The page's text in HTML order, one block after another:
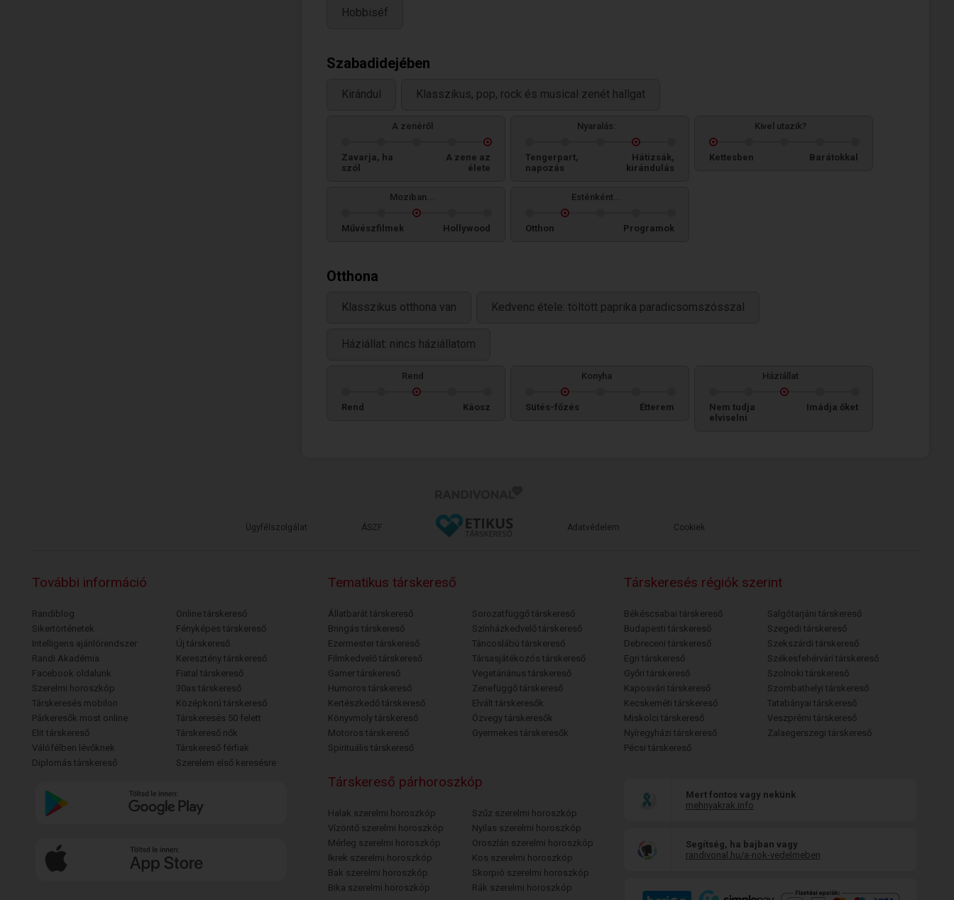
Hobbiséf
Szabadidejében
Kirándul Klasszikus, pop, rock és musical zenét hallgat
A zenéről
Zavarja, ha
szól
A zene az
élete
Nyaralás:
Tengerpart,
napozás
Hátizsák,
kirándulás
Kivel utazik?
Kettesben Barátokkal
Moziban...
Művészfilmek Hollywood
Esténként...
Otthon Programok
Otthona
Klasszikus otthona van Kedvenc étele: töltött paprika paradicsomszósszal
Háziállat: nincs háziállatom
Rend
Rend Káosz
Konyha
Sütés-főzés Étterem
Háziállat
Nem tudja
elviselni
Imádja őket
Ügyfélszolgálat ÁSZF Adatvédelem Cookiek
További információ
Randiblog
Sikertörténetek
Intelligens ajánlórendszer
Randi Akadémia
Facebook oldalunk
Szerelmi horoszkóp
Társkeresés mobilon
Párkeresők most online
Elit társkereső
Válófélben lévőknek
Diplomás társkereső
Online társkereső
Fényképes társkereső
Új társkereső
Keresztény társkereső
Fiatal társkereső
30as társkereső
Középkorú társkereső
Társkeresés 50 felett
Társkereső nők
Társkereső férfiak
Szerelem első keresésre
Tematikus társkereső
Állatbarát társkereső
Bringás társkereső
Ezermester társkereső
Filmkedvelő társkereső
Gamer társkereső
Humoros társkereső
Kertészkedő társkereső
Könyvmoly társkereső
Motoros társkereső
Spirituális társkereső
Sorozatfüggő társkereső
Színházkedvelő társkereső
Táncoslábú társkereső
Társasjátékozós társkereső
Vegetáriánus társkereső
Zenefüggő társkereső
Elvált társkeresők
Özvegy társkeresők
Gyermekes társkeresők
Társkeresés régiók szerint
Békéscsabai társkereső
Budapesti társkereső
Debreceni társkereső
Egri társkereső
Győri társkereső
Kaposvári társkereső
Kecskeméti társkereső
Miskolci társkereső
Nyíregyházi társkereső
Pécsi társkereső
Salgótarjáni társkereső
Szegedi társkereső
Szekszárdi társkereső
Székesfehérvári társkereső
Szolnoki társkereső
Szombathelyi társkereső
Tatabányai társkereső
Veszprémi társkereső
Zalaegerszegi társkereső
Társkereső párhoroszkóp
Halak szerelmi horoszkóp
Vízöntő szerelmi horoszkóp
Mérleg szerelmi horoszkóp
Ikrek szerelmi horoszkóp
Bak szerelmi horoszkóp
Bika szerelmi horoszkóp
Szűz szerelmi horoszkóp
Nyilas szerelmi horoszkóp
Oroszlán szerelmi horoszkóp
Kos szerelmi horoszkóp
Skorpió szerelmi horoszkóp
Rák szerelmi horoszkóp
Mert fontos vagy nekünk
mehnyakrak.info
Segítség, ha bajban vagy
randivonal.hu/a-nok-vedelmeben